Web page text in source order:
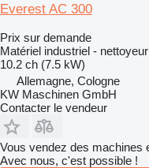
Everest AC 300
Prix sur demande
Matériel industriel -
10.2 ch (7.5 kW)
Allemagne, Cologne
KW Maschinen GmbH
Contacter le vendeur
Vous vendez des machines
Avec nous, c'est possible !